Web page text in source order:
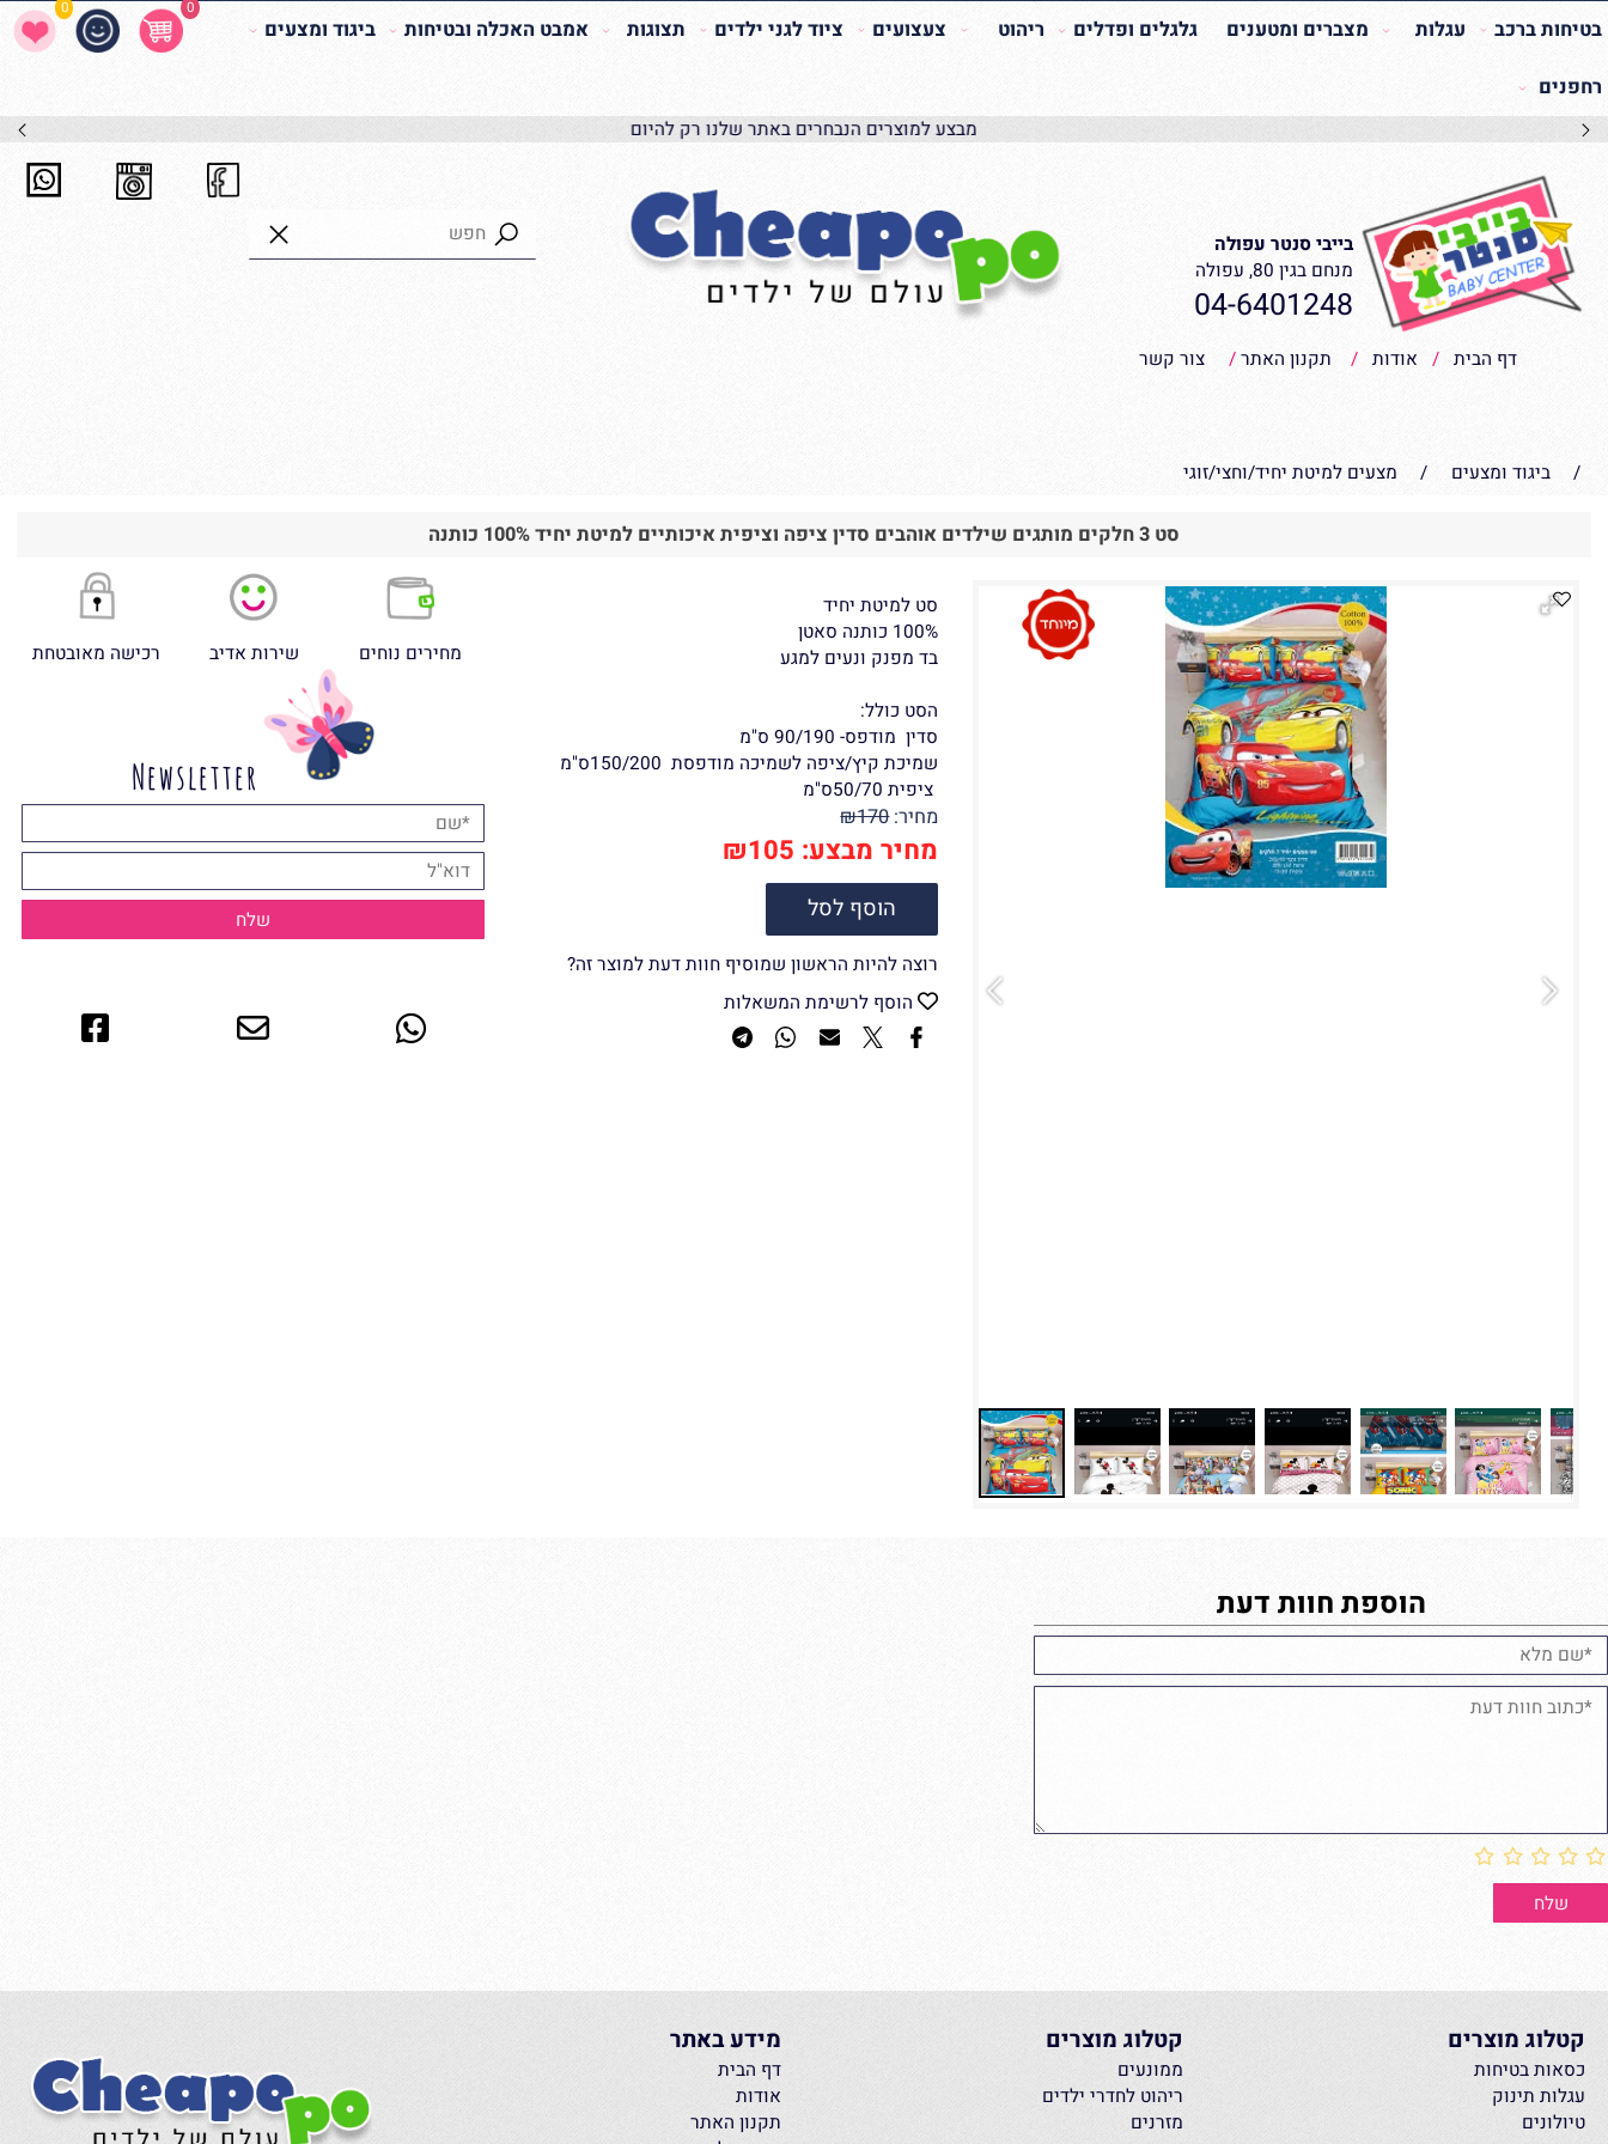
מבצע למוצרים הנבחרים באתר שלנו רק להיום
בייבי סנטר עפולה
מנחם בגין 80, עפולה
04-6401248
דף הבית / אודות / תקנון האתר / צור קשר
0 0
ברכב עגלות מצברים ומטענים גלגלים ופדלים ריהוט צעצועים ציוד לגני ילדים תצוגות אמבט האכלה ובטיחות ביגוד ומצעים
סט למיטת יחיד
100% כותנה סאטן
הסט כולל:
סדין מודפס- 90/190 ס"מ
שמיכת קיץ/ציפה לשמיכה מודפסת 150/200ס"מ
ציפית 50/70ס"מ
מחיר: ₪170
מחיר מבצע: ₪105
הוסף לסל
רוצה להיות הראשון שמוסיף חוות דעת למוצר זה?
הוסף לרשימת המשאלות
Newsletter
הוספת חוות דעת
מוצרים קטלוג מוצרים מידע באתר